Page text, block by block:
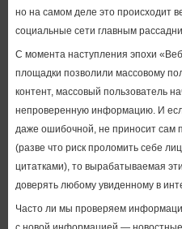
но на самом деле это происходит
социальные сети главным
С момента наступления эпохи
площадки позволили массовому
контент, массовый пользователь
непроверенную информацию. И
даже ошибочной, не приносит сам
(разве что риск проломить себе
цитатками), то вырабатываемая
доверять любому увиденному в
Часто ли мы проверяем